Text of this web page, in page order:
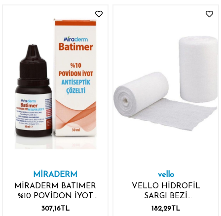
MİRADERM
MİRADERM BATIMER
%10 POVİDON İYOT
30ML ANTİSEPTİK
307,16TL
vello
VELLO HİDROFİL
SARGI BEZİ
15CMX150CM
182,29TL